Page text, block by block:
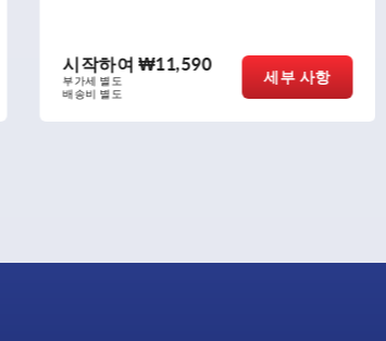
시작하여₩29,030
부가세 별도
배송비 별도
세부 사항